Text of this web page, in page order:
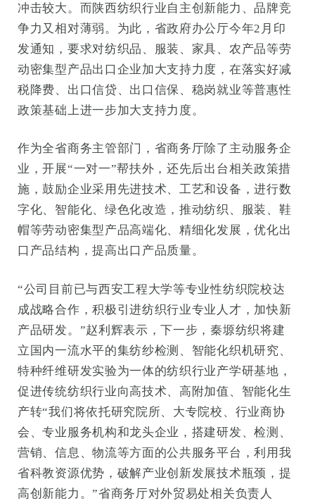
冲击较大。而陕西纺织行业自主创新能力、品牌竞
争力又相对薄弱。为此，省政府办公厅今年2月印
发通知，要求对纺织品、服装、家具、农产品等劳
动密集型产品出口企业加大支持力度，在落实好减
税降费、出口信贷、出口信保、稳岗就业等普惠性
政策基础上进一步加大支持力度。
作为全省商务主管部门，省商务厅除了主动服务企
业，开展“一对一”帮扶外，还先后出台相关政策措
施，鼓励企业采用先进技术、工艺和设备，进行数
字化、智能化、绿色化改造，推动纺织、服装、鞋
帽等劳动密集型产品高端化、精细化发展，优化出
口产品结构，提高出口产品质量。
“公司目前已与西安工程大学等专业性纺织院校达
成战略合作，积极引进纺织行业专业人才，加快新
产品研发。”赵利辉表示，下一步，秦塬纺织将建
立国内一流水平的集纺纱检测、智能化织机研究、
特种纤维研发实验为一体的纺织行业产学研基地，
促进传统纺织行业向高技术、高附加值、智能化生
产转“我们将依托研究院所、大专院校、行业商协
会、专业服务机构和龙头企业，搭建研发、检测、
营销、信息、物流等方面的公共服务平台，利用我
省科教资源优势，破解产业创新发展技术瓶颈，提
高创新能力。”省商务厅对外贸易处相关负责人